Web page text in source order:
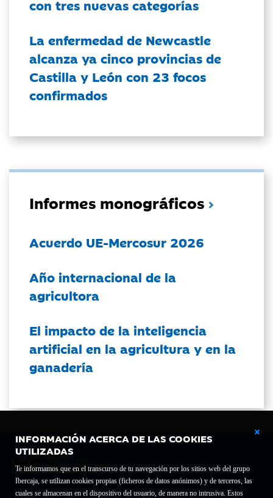
INFORMACIÓN ACERCA DE LAS COOKIES
UTILIZADAS
Te informamos que en el transcurso de tu navegación por los sitios web del grupo
Ibercaja, se utilizan cookies propias (ficheros de datos anónimos) y de terceros, las
cuales se almacenan en el dispositivo del usuario, de manera no intrusiva. Estos
con tres nuevas categorías
La enfermedad de Newcastle
alcanza ya cinco provincias de
Castilla y León con 23 focos
confirmados
Informes monográficos
Acuerdo UE-Mercosur 2026
Año internacional de la
agricultora
El impacto de la inteligencia
artificial en la agricultura y en la
ganadería